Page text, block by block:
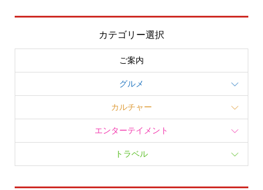
カテゴリー選択
ご案内
グルメ
カルチャー
エンターテイメント
トラベル